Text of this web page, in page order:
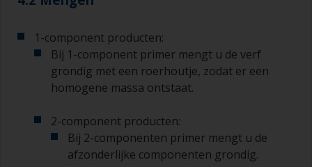
1-component producten:
Bij 1-component primer mengt u de verf
grondig met een roerhoutje, zodat er een
homogene massa ontstaat.
2-component producten:
Bij 2-componenten primer mengt u de
afzonderlijke componenten grondig.